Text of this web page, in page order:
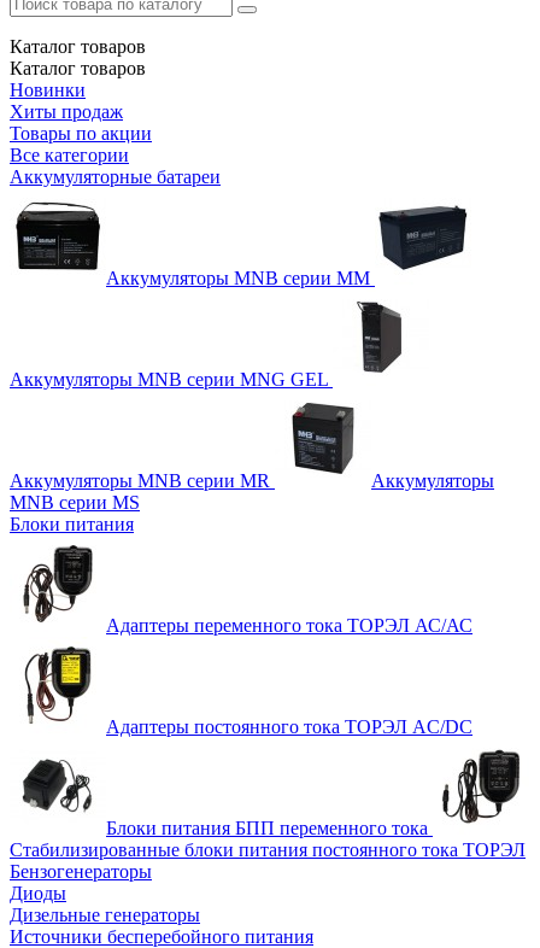
Каталог товаров
Каталог товаров
Новинки
Хиты продаж
Товары по акции
Все категории
Аккумуляторные батареи
Аккумуляторы MNB серии MM
Аккумуляторы MNB серии MNG GEL
Аккумуляторы MNB серии MR
Аккумуляторы
MNB серии MS
Блоки питания
Адаптеры переменного тока ТОРЭЛ АС/АС
Адаптеры постоянного тока ТОРЭЛ AC/DC
Блоки питания БПП переменного тока
Стабилизированные блоки питания постоянного тока ТОРЭЛ
Бензогенераторы
Диоды
Дизельные генераторы
Источники бесперебойного питания